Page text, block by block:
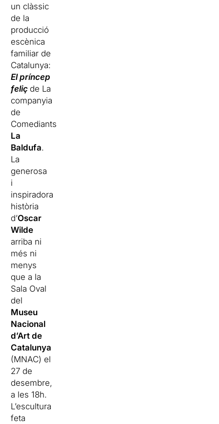
un clàssic
de la
producció
escènica
familiar de
Catalunya:
El príncep
feliçde La
companyia
de
Comediants
La
Baldufa.
La
generosa
i
inspiradora
història
d’Oscar
Wilde
arriba ni
més ni
menys
que a la
Sala Oval
del
Museu
Nacional
d’Art de
Catalunya
(MNAC) el
27 de
desembre,
a les 18h.
L’escultura
feta